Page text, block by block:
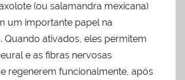
(ou salamandra mexicana)
um importante papel na
Quando ativados, eles permitem
e as fibras nervosas
regenerem funcionalmente, após